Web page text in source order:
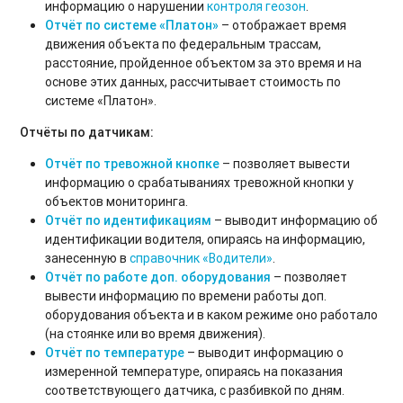
информацию о нарушенииконтроля геозон.
Отчёт по системе «Платон» – отображает время
движения объекта по федеральным трассам,
расстояние, пройденное объектом за это время и на
основе этих данных, рассчитывает стоимость по
системе «Платон».
Отчёты по датчикам:
Отчёт по тревожной кнопке – позволяет вывести
информацию о срабатываниях тревожной кнопки у
объектов мониторинга.
Отчёт по идентификациям – выводит информацию об
идентификации водителя, опираясь на информацию,
занесенную всправочник «Водители».
Отчёт по работе доп. оборудования – позволяет
вывести информацию по времени работы доп.
оборудования объекта и в каком режиме оно работало
(на стоянке или во время движения).
Отчёт по температуре – выводит информацию о
измеренной температуре, опираясь на показания
соответствующего датчика, с разбивкой по дням.